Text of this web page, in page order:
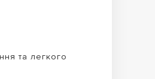
та легкого